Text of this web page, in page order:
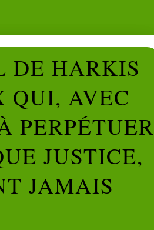
DE HARKIS
QUI, AVEC
PERPÉTUER
JUSTICE,
JAMAIS